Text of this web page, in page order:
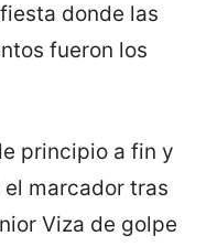
donde las
fueron los
principio a fin y
marcador tras
Viza de golpe